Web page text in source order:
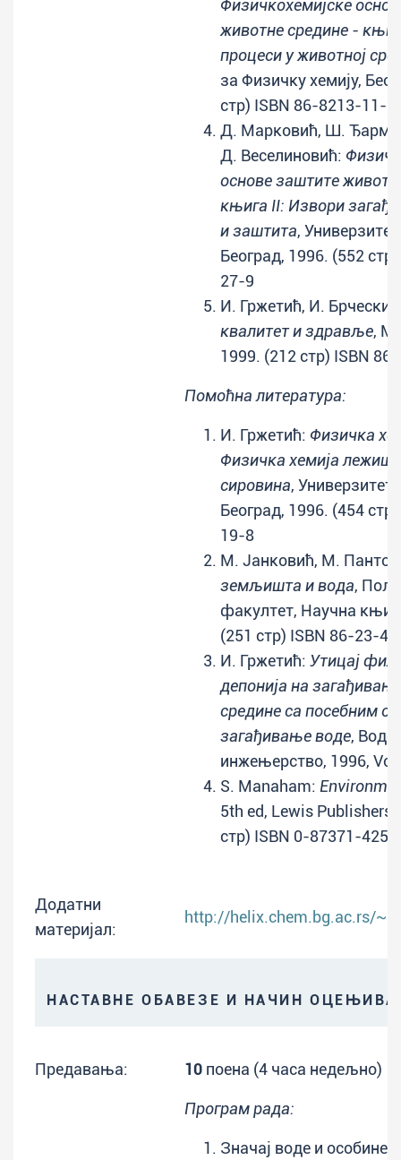
Физичкохемијске
животне средине -
процеси у животној
за Физичку хемију,
стр) ISBN 86-8213-11-1
Д. Марковић, Ш.
Д. Веселиновић:
основе заштите
књига II: Извори
и заштита,
Београд, 1996. (552
27-9
И. Гржетић, И. Брчески
квалитет и здравље,
1999. (212 стр) ISBN
Помоћна литература:
И. Гржетић: Физичка
Физичка хемија
сировина, Универзитет
Београд, 1996. (454
19-8
М. Јанковић, М.
земљишта и вода,
факултет, Научна
(251 стр) ISBN 86-23-
И. Гржетић: Утицај
депонија на
средине са посебним
загађивање воде, Воде
инжењерство, 1996,
S. Manaham:
5th ed, Lewis
стр) ISBN 0-87371-425-
Додатни
материјал:
http://helix.chem.bg.ac.rs/
НАСТАВНЕ ОБАВЕЗЕ И НАЧИН
Предавања: 10 поена (4 часа недељно)
Програм рада:
Значај воде и особине